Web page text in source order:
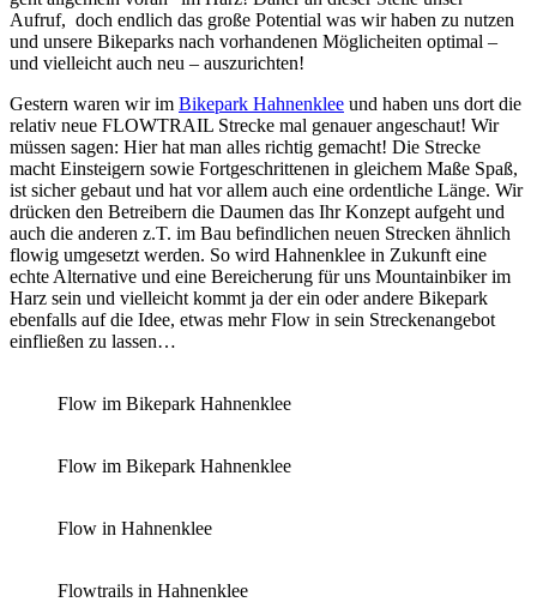
Aufruf, doch endlich das große Potential was wir haben zu nutzen
und unsere Bikeparks nach vorhandenen Möglicheiten optimal –
und vielleicht auch neu – auszurichten!
Gestern waren wir im Bikepark Hahnenklee und haben uns dort die
relativ neue FLOWTRAIL Strecke mal genauer angeschaut! Wir
müssen sagen: Hier hat man alles richtig gemacht! Die Strecke
macht Einsteigern sowie Fortgeschrittenen in gleichem Maße Spaß,
ist sicher gebaut und hat vor allem auch eine ordentliche Länge. Wir
drücken den Betreibern die Daumen das Ihr Konzept aufgeht und
auch die anderen z.T. im Bau befindlichen neuen Strecken ähnlich
flowig umgesetzt werden. So wird Hahnenklee in Zukunft eine
echte Alternative und eine Bereicherung für uns Mountainbiker im
Harz sein und vielleicht kommt ja der ein oder andere Bikepark
ebenfalls auf die Idee, etwas mehr Flow in sein Streckenangebot
einfließen zu lassen…
Flow im Bikepark Hahnenklee
Flow im Bikepark Hahnenklee
Flow in Hahnenklee
Flowtrails in Hahnenklee